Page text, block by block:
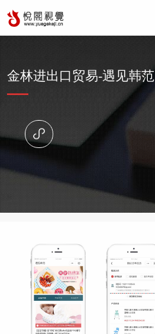
金林进出口贸易-遇见韩范